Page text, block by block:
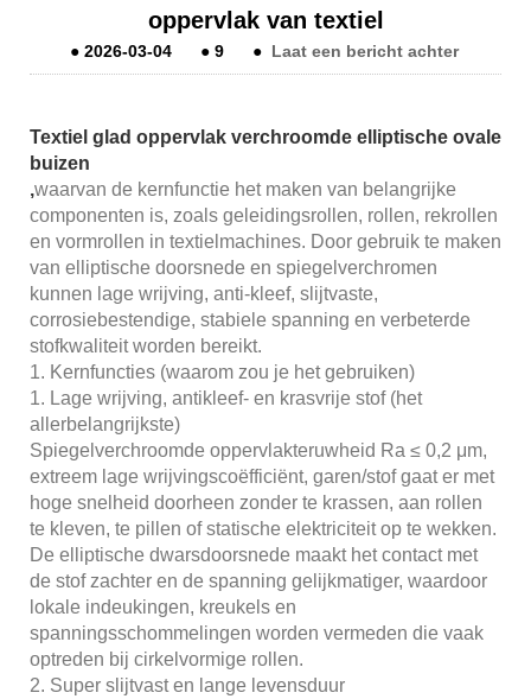
oppervlak van textiel
●2026-03-04 ●9 ● Laat een bericht achter
Textiel glad oppervlak verchroomde elliptische ovale
buizen
,waarvan de kernfunctie het maken van belangrijke
componenten is, zoals geleidingsrollen, rollen, rekrollen
en vormrollen in textielmachines. Door gebruik te maken
van elliptische doorsnede en spiegelverchromen
kunnen lage wrijving, anti-kleef, slijtvaste,
corrosiebestendige, stabiele spanning en verbeterde
stofkwaliteit worden bereikt.
1. Kernfuncties (waarom zou je het gebruiken)
1. Lage wrijving, antikleef- en krasvrije stof (het
allerbelangrijkste)
Spiegelverchroomde oppervlakteruwheid Ra ≤ 0,2 μm,
extreem lage wrijvingscoëfficiënt, garen/stof gaat er met
hoge snelheid doorheen zonder te krassen, aan rollen
te kleven, te pillen of statische elektriciteit op te wekken.
De elliptische dwarsdoorsnede maakt het contact met
de stof zachter en de spanning gelijkmatiger, waardoor
lokale indeukingen, kreukels en
spanningsschommelingen worden vermeden die vaak
optreden bij cirkelvormige rollen.
2. Super slijtvast en lange levensduur